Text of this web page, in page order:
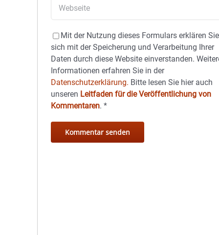
Mit der Nutzung dieses Formulars erklären Sie
sich mit der Speicherung und Verarbeitung Ihrer
Daten durch diese Website einverstanden.
Informationen erfahren Sie in der
Datenschutzerklärung. Bitte lesen Sie hier auch
unseren Leitfaden für die Veröffentlichung von
Kommentaren.*